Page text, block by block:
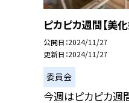
ピカピカ週間【美
公開日 2024/11/27
更新日 2024/11/27
委員会
今週はピカピカ週